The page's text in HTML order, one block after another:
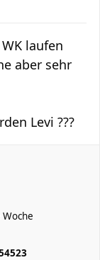
laufen
aber sehr
Levi ???